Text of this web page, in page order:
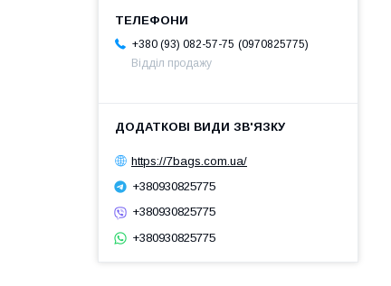
+380 (93) 082-57-75
0970825775
Відділ продажу
https://7bags.com.ua/
+380930825775
+380930825775
+380930825775